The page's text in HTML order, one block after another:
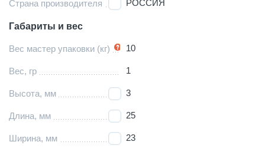
Страна производителя РОССИЯ
Габариты и вес
Вес мастер упаковки (кг) 10
Вес, гр 1
Высота, мм 3
Длина, мм 25
Ширина, мм 23